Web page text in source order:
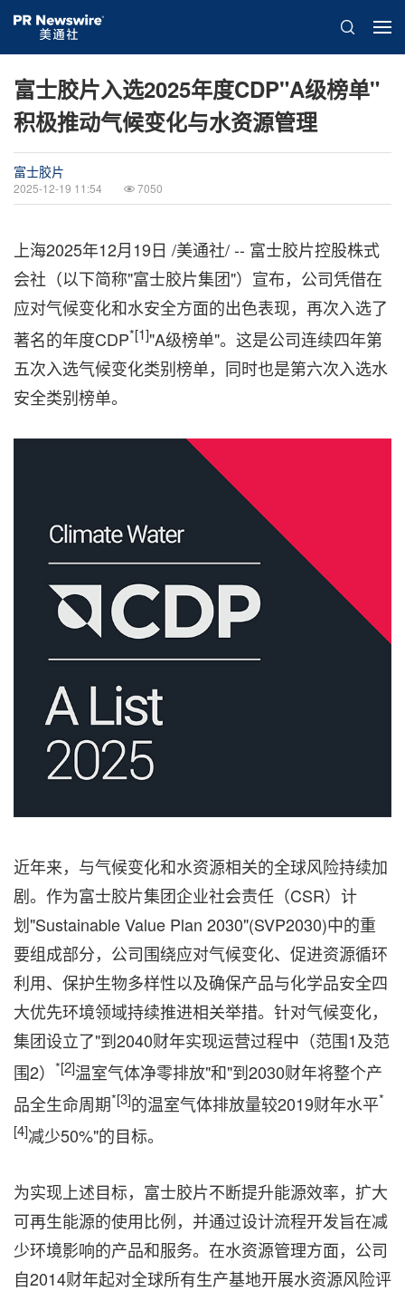
富士胶片入选2025年度CDP"A级榜单"
积极推动气候变化与水资源管理
富士胶片
2025-12-19 11:54 7050
上海2025年12月19日 /美通社/ -- 富士胶片控股株式
会社（以下简称"富士胶片集团"）宣布，公司凭借在
应对气候变化和水安全方面的出色表现，再次入选了
著名的年度CDP*[1]"A级榜单"。这是公司连续四年第
五次入选气候变化类别榜单，同时也是第六次入选水
安全类别榜单。
近年来，与气候变化和水资源相关的全球风险持续加
剧。作为富士胶片集团企业社会责任（CSR）计
划"Sustainable Value Plan 2030"(SVP2030)中的重
要组成部分，公司围绕应对气候变化、促进资源循环
利用、保护生物多样性以及确保产品与化学品安全四
大优先环境领域持续推进相关举措。针对气候变化，
集团设立了"到2040财年实现运营过程中（范围1及范
围2） *[2]温室气体净零排放"和"到2030财年将整个产
品全生命周期*[3]的温室气体排放量较2019财年水平*
[4]减少50%"的目标。
为实现上述目标，富士胶片不断提升能源效率，扩大
可再生能源的使用比例，并通过设计流程开发旨在减
少环境影响的产品和服务。在水资源管理方面，公司
自2014财年起对全球所有生产基地开展水资源风险评